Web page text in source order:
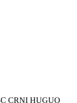
CRNI HUGUO